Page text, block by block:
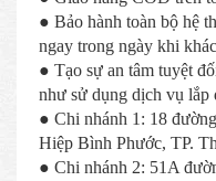
● Bảo hành toàn bộ hệ
ngay trong ngày khi
● Tạo sự an tâm tuyệt
như sử dụng dịch vụ lắp
● Chi nhánh 1: 18
Hiệp Bình Phước, TP.
● Chi nhánh 2: 51A